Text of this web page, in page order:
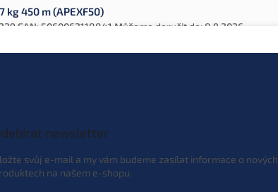
kg 450 m (APEXF50)
EAN: 5060062118841 Můžeme doručit do: 8.9.2026
newsletter
svůj e-mail a my vám budeme zasílat informace o nových
na našem e-shopu.